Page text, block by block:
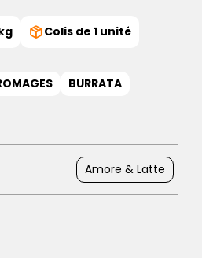
Colis de 1 unité
BURRATA
Amore & Latte